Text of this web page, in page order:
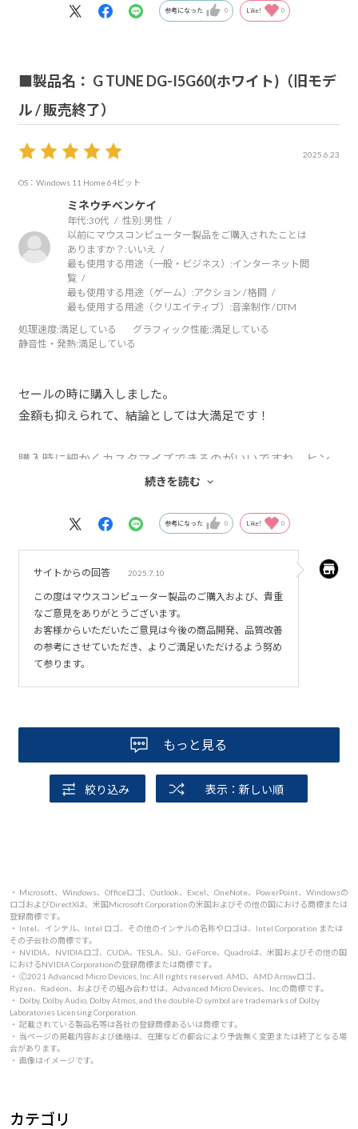
参考になった 0 Like! 0
■製品名： G TUNE DG-I5G60(ホワイト)（旧モデ
ル / 販売終了）
2025.6.23
OS：Windows 11 Home 64ビット
ミネウチベンケイ
年代:30代 性別:男性
以前にマウスコンピューター製品をご購入されたことは
ありますか？: いいえ
最も使用する用途（一般・ビジネス）:インターネット閲
覧
最も使用する用途（ゲーム）:アクション / 格闘
最も使用する用途（クリエイティブ）:音楽制作 / DTM
処理速度:満足している グラフィック性能:満足している
静音性・発熱:満足している
セールの時に購入しました。
金額も抑えられて、結論としては大満足です！
購入時に細かくカスタマイズできるのがいいですね。ヒン
トもあって解りやすいです。マウスなんかの付属品も注文
ました。DisplayPortも買えたらよかったかも。
堅実な梱包で、動作も問題ありませんでした。
とりあえずSteamでゲームをやってみたのですが、スペック
積んだだけあってサクサク。音も気になりません。
強いて注意点を挙げるとすると、事前に分かることなので
続きを読む
参考になった 0 Like! 0
サイトからの回答 2025.7.10
この度はマウスコンピューター製品のご購入および、貴重
なご意見をありがとうございます。
お客様からいただいたご意見は今後の商品開発、品質改善
の参考にさせていただき、よりご満足いただけるよう努め
て参ります。
もっと見る
絞り込み 表示：新しい順
・ Microsoft、Windows、Officeロゴ、Outlook、Excel、OneNote、PowerPoint、Windowsの
ロゴおよびDirectXは、米国Microsoft Corporationの米国およびその他の国における商標または
登録商標です。
・ Intel、インテル、Intel ロゴ、その他のインテルの名称やロゴは、Intel Corporation または
その子会社の商標です。
・ NVIDIA、NVIDIAロゴ、CUDA、TESLA、SLI、GeForce、Quadroは、米国およびその他の国
におけるNVIDIA Corporationの登録商標または商標です。
・ 🄫2021 Advanced Micro Devices, Inc. All rights reserved. AMD、AMD Arrowロゴ、
Ryzen、Radeon、およびその組み合わせは、Advanced Micro Devices、Inc.の商標です。
・ Dolby, Dolby Audio, Dolby Atmos, and the double-D symbol are trademarks of Dolby
Laboratories Licensing Corporation.
・ 記載されている製品名等は各社の登録商標あるいは商標です。
・ 当ページの掲載内容および価格は、在庫などの都合により予告無く変更または終了となる場
合があります。
・ 画像はイメージです。
カテゴリ